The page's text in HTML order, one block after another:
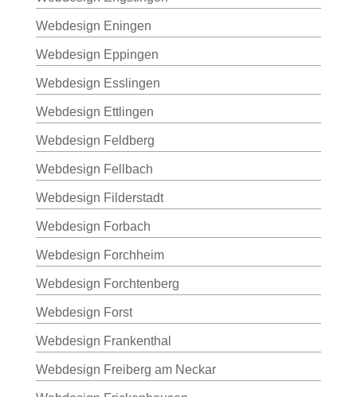
Webdesign Eningen
Webdesign Eppingen
Webdesign Esslingen
Webdesign Ettlingen
Webdesign Feldberg
Webdesign Fellbach
Webdesign Filderstadt
Webdesign Forbach
Webdesign Forchheim
Webdesign Forchtenberg
Webdesign Forst
Webdesign Frankenthal
Webdesign Freiberg am Neckar